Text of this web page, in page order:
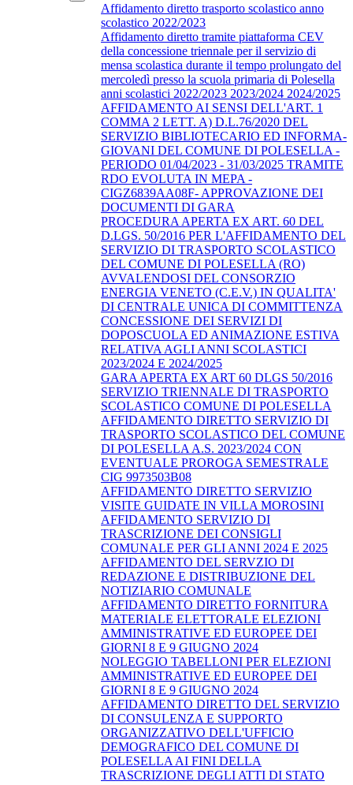
Affidamento diretto trasporto scolastico anno
scolastico 2022/2023
Affidamento diretto tramite piattaforma CEV
della concessione triennale per il servizio di
mensa scolastica durante il tempo prolungato del
mercoledì presso la scuola primaria di Polesella
anni scolastici 2022/2023 2023/2024 2024/2025
AFFIDAMENTO AI SENSI DELL'ART. 1
COMMA 2 LETT. A) D.L.76/2020 DEL
SERVIZIO BIBLIOTECARIO ED INFORMA-
GIOVANI DEL COMUNE DI POLESELLA -
PERIODO 01/04/2023 - 31/03/2025 TRAMITE
RDO EVOLUTA IN MEPA -
CIGZ6839AA08F- APPROVAZIONE DEI
DOCUMENTI DI GARA
PROCEDURA APERTA EX ART. 60 DEL
D.LGS. 50/2016 PER L'AFFIDAMENTO DEL
SERVIZIO DI TRASPORTO SCOLASTICO
DEL COMUNE DI POLESELLA (RO)
AVVALENDOSI DEL CONSORZIO
ENERGIA VENETO (C.E.V.) IN QUALITA'
DI CENTRALE UNICA DI COMMITTENZA
CONCESSIONE DEI SERVIZI DI
DOPOSCUOLA ED ANIMAZIONE ESTIVA
RELATIVA AGLI ANNI SCOLASTICI
2023/2024 E 2024/2025
GARA APERTA EX ART 60 DLGS 50/2016
SERVIZIO TRIENNALE DI TRASPORTO
SCOLASTICO COMUNE DI POLESELLA
AFFIDAMENTO DIRETTO SERVIZIO DI
TRASPORTO SCOLASTICO DEL COMUNE
DI POLESELLA A.S. 2023/2024 CON
EVENTUALE PROROGA SEMESTRALE
CIG 9973503B08
AFFIDAMENTO DIRETTO SERVIZIO
VISITE GUIDATE IN VILLA MOROSINI
AFFIDAMENTO SERVIZIO DI
TRASCRIZIONE DEI CONSIGLI
COMUNALE PER GLI ANNI 2024 E 2025
AFFIDAMENTO DEL SERVZIO DI
REDAZIONE E DISTRIBUZIONE DEL
NOTIZIARIO COMUNALE
AFFIDAMENTO DIRETTO FORNITURA
MATERIALE ELETTORALE ELEZIONI
AMMINISTRATIVE ED EUROPEE DEI
GIORNI 8 E 9 GIUGNO 2024
NOLEGGIO TABELLONI PER ELEZIONI
AMMINISTRATIVE ED EUROPEE DEI
GIORNI 8 E 9 GIUGNO 2024
AFFIDAMENTO DIRETTO DEL SERVIZIO
DI CONSULENZA E SUPPORTO
ORGANIZZATIVO DELL'UFFICIO
DEMOGRAFICO DEL COMUNE DI
POLESELLA AI FINI DELLA
TRASCRIZIONE DEGLI ATTI DI STATO